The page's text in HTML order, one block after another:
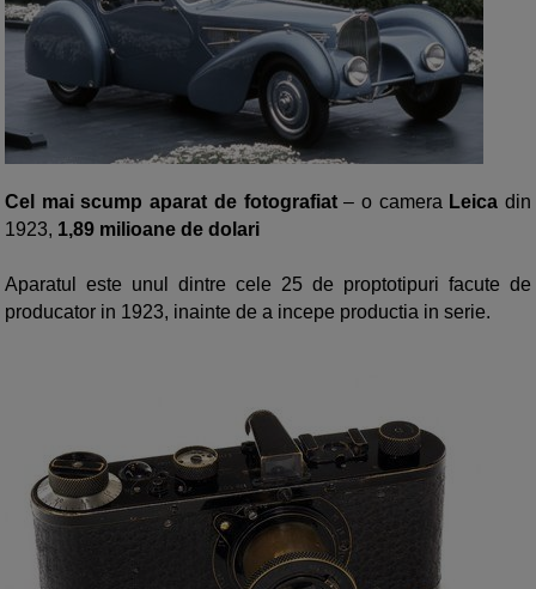
Cel mai scump aparat de fotografiat– o camera Leica din
1923, 1,89 milioane de dolari
Aparatul este unul dintre cele 25 de proptotipuri facute de
producator in 1923, inainte de a incepe productia in serie.